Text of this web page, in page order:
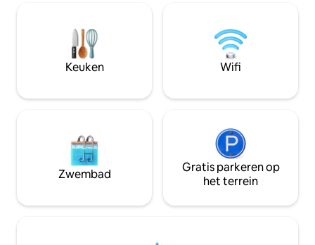
eenzaam fluitje blaast".
brouwerijen en
gemakkelijke
Shenandoah
Washington, DC.
Keuken Wifi
Zwembad
Gratis parkeren op
het terrein